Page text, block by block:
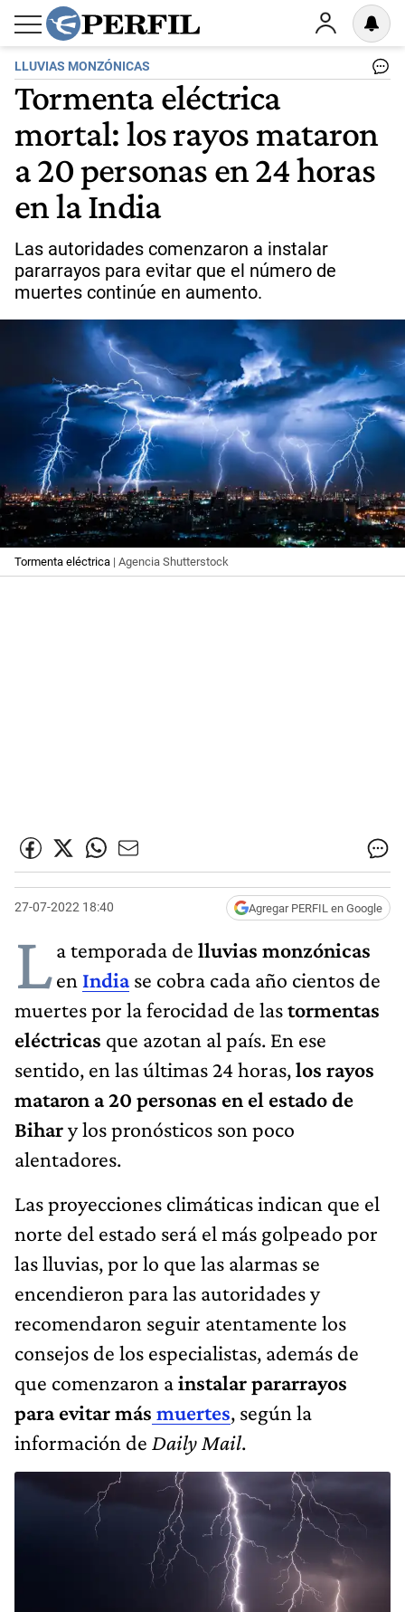
LLUVIAS MONZÓNICAS
Tormenta eléctrica
mortal: los rayos mataron
a 20 personas en 24 horas
en la India
Las autoridades comenzaron a instalar
pararrayos para evitar que el número de
muertes continúe en aumento.
Tormenta eléctrica | Agencia Shutterstock
27-07-2022 18:40 Agregar PERFIL en Google
La temporada de lluvias monzónicas
en Indiase cobra cada año cientos de
muertes por la ferocidad de lastormentas
eléctricas que azotan al país. En ese
sentido, en las últimas 24 horas,los rayos
mataron a 20 personas en el estado de
Bihary los pronósticos son poco
alentadores.
Las proyecciones climáticas indican que el
norte del estado será el más golpeado por
las lluvias, por lo que las alarmas se
encendieron para las autoridades y
recomendaron seguir atentamente los
consejos de los especialistas, además de
que comenzaron ainstalar pararrayos
para evitar más muertes, según la
información de Daily Mail.